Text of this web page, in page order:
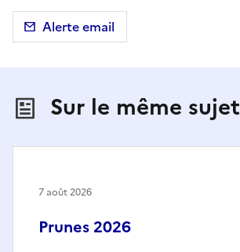
Alerte email
Sur le même sujet
Prunes 2026
7 août 2026